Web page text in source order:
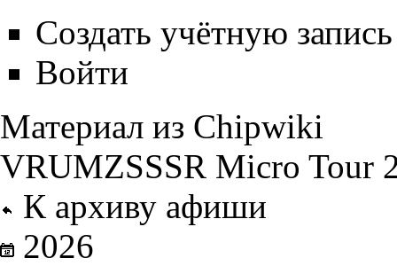
Создать учётную запись
Войти
Материал из Chipwiki
VRUMZSSSR Micro Tour
К архиву афиши
2026